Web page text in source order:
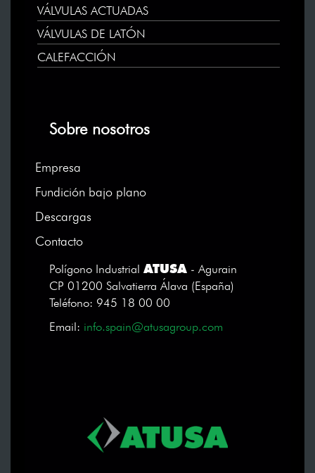
VÁLVULAS ACTUADAS
VÁLVULAS DE LATÓN
CALEFACCIÓN
Sobre nosotros
Empresa
Fundición bajo plano
Descargas
Contacto
Polígono Industrial ATUSA
- Agurain
CP 01200 Salvatierra Álava (España)
Teléfono: 945 18 00 00
Email: info.spain@atusagroup.com